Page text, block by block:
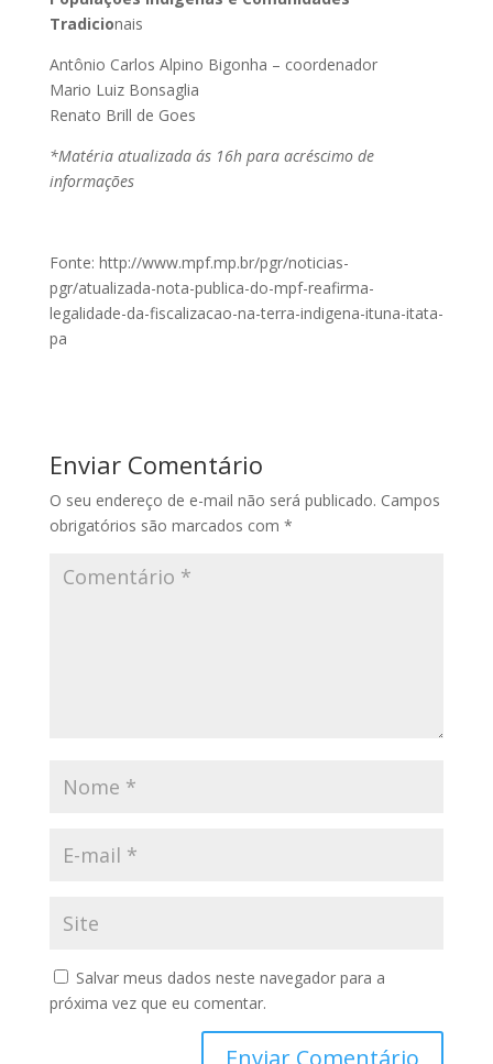
Tradicionais
Antônio Carlos Alpino Bigonha – coordenador
Mario Luiz Bonsaglia
Renato Brill de Goes
*Matéria atualizada ás 16h para acréscimo de
informações
Fonte: http://www.mpf.mp.br/pgr/noticias-
pgr/atualizada-nota-publica-do-mpf-reafirma-
legalidade-da-fiscalizacao-na-terra-indigena-ituna-itata-
pa
Enviar Comentário
O seu endereço de e-mail não será publicado. Campos
obrigatórios são marcados com *
Salvar meus dados neste navegador para a
próxima vez que eu comentar.